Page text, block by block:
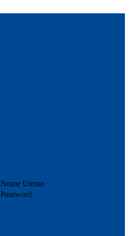
Nome Utente
Password